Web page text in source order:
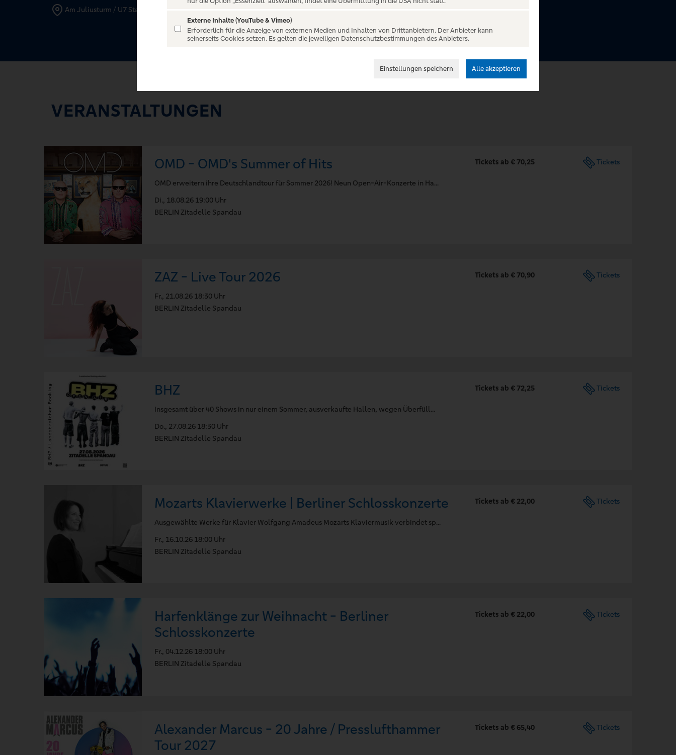
Am Juliusturm / U7 Station Zitadelle, 13599 Berlin
VERANSTALTUNGEN
OMD - OMD's Summer of Hits
OMD erweitern ihre Deutschlandtour für Sommer 2026! Neun Open-Air-Konzerte in Ha...
Di., 18.08.26 19:00 Uhr
BERLIN Zitadelle Spandau
Tickets ab € 70,25 Tickets
ZAZ - Live Tour 2026
Fr., 21.08.26 18:30 Uhr
BERLIN Zitadelle Spandau
Tickets ab € 70,90 Tickets
BHZ
Insgesamt über 40 Shows in nur einem Sommer, ausverkaufte Hallen, wegen Überfüll...
Do., 27.08.26 18:30 Uhr
BERLIN Zitadelle Spandau
Tickets ab € 72,25 Tickets
Mozarts Klavierwerke | Berliner Schlosskonzerte
Ausgewählte Werke für Klavier Wolfgang Amadeus Mozarts Klaviermusik verbindet sp...
Fr., 16.10.26 18:00 Uhr
BERLIN Zitadelle Spandau
Tickets ab € 22,00 Tickets
Harfenklänge zur Weihnacht - Berliner
Schlosskonzerte
Fr., 04.12.26 18:00 Uhr
BERLIN Zitadelle Spandau
Tickets ab € 22,00 Tickets
Alexander Marcus - 20 Jahre / Presslufthammer
Tour 2027
Tickets ab € 65,40 Tickets
Externe Inhalte (YouTube & Vimeo)
Erforderlich für die Anzeige von externen Medien und Inhalten von Drittanbietern. Der Anbieter kann
seinerseits Cookies setzen. Es gelten die jeweiligen Datenschutzbestimmungen des Anbieters.
Einstellungen speichern Alle akzeptieren